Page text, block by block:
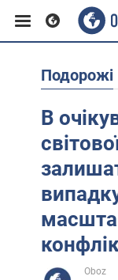
Європа
Африка
Подорожі
В
Oboz